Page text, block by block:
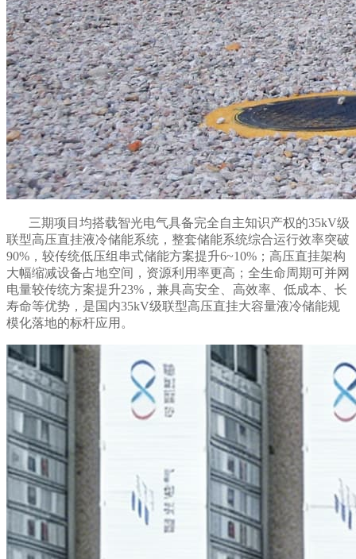
三期项目均搭载智光电气具备完全自主知识产权的35kV级
联型高压直挂液冷储能系统，整套储能系统综合运行效率突破
90%，较传统低压组串式储能方案提升6~10%；高压直挂架构
大幅缩减设备占地空间，资源利用率更高；全生命周期可并网
电量较传统方案提升23%，兼具高安全、高效率、低成本、长
寿命等优势，是国内35kV级联型高压直挂大容量液冷储能规
模化落地的标杆应用。